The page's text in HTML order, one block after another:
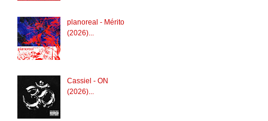
planoreal - Mérito
(2026)...
Cassiel - ON
(2026)...